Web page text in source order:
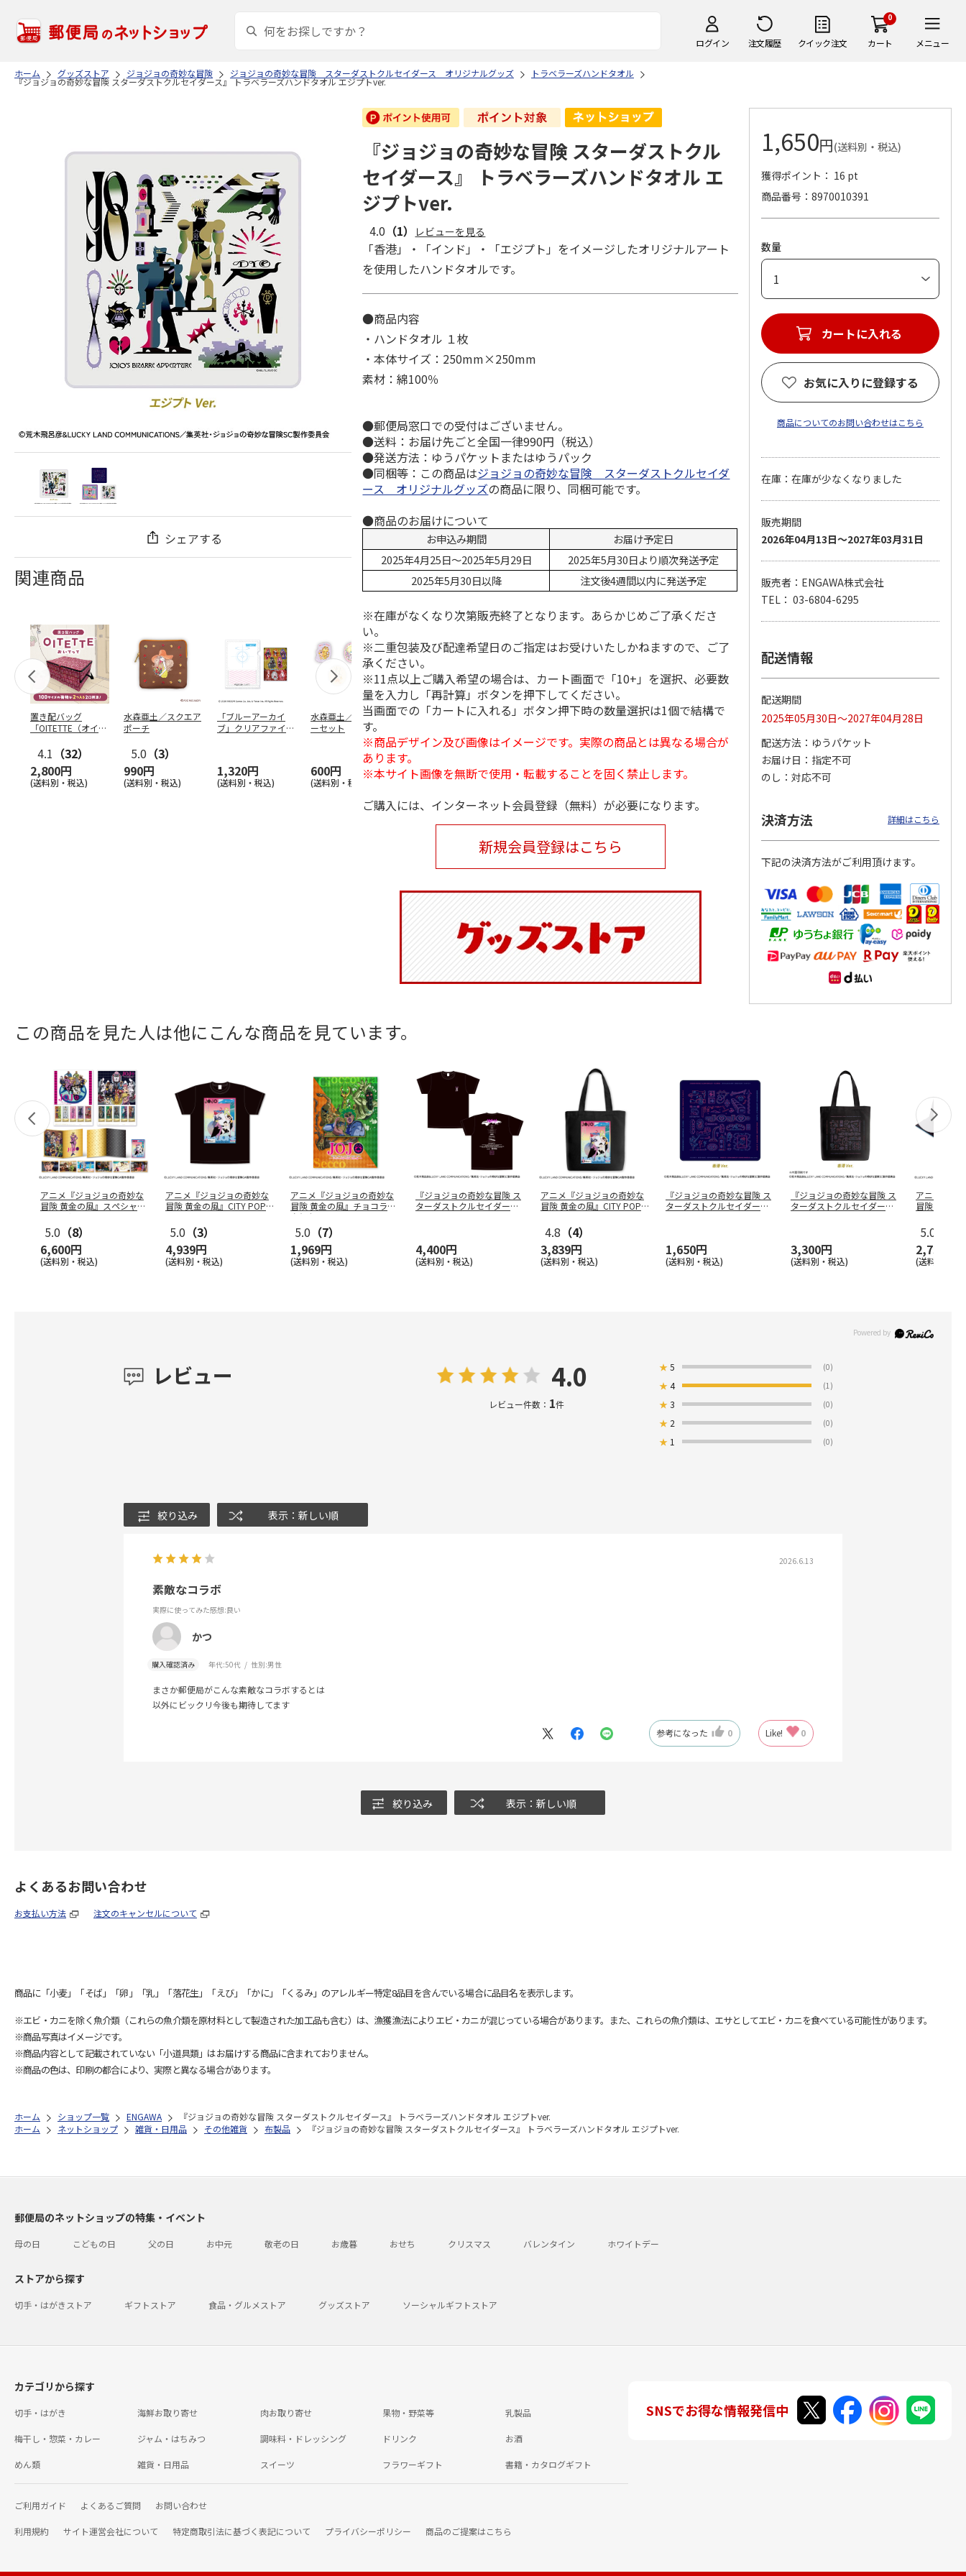
ログイン 注文履歴 クイック注文
0
カート メニュー
ホーム グッズストア ジョジョの奇妙な冒険 ジョジョの奇妙な冒険 スターダストクルセイダース オリジナルグッズ トラベラーズハンドタオル
『ジョジョの奇妙な冒険 スターダストクルセイダース』 トラベラーズハンドタオル エジプトver.
シェアする
関連商品
置き配バッグ
「OITETTE（オイテ
4.1 （32）
2,800円
(送料別・税込)
水森亜土／スクエア
ポーチ
5.0 （3）
990円
(送料別・税込)
「ブルーアーカイ
ブ」クリアファイル
1,320円
(送料別・税込)
水森亜土／ステッカ
ーセット
600円
(送料別・税込)
リラックマ／マルチ
5.0 （6）
1,100円
(送料別・税込)
ポムポムプリン30th
コット
2,200円
(送料別・税込)
アニメ『ジョジョの
風』チョコラータと
セッ…
5.0 （7）
1,969円
(送料別・税込)
令和八年七月場所
【安青錦】
(送料・税込)
ポムポムプリン30th
ション
4,950円
(送料別・税込)
リラックマ／クリア
『ジョジョの奇妙な冒険 スターダストクル
セイダース』 トラベラーズハンドタオル エ
ジプトver.
4.0 （1） レビューを見る
「香港」・「インド」・「エジプト」をイメージしたオリジナルアート
を使用したハンドタオルです。
●商品内容
・ハンドタオル １枚
・本体サイズ：250mm×250mm
素材：綿100％
●郵便局窓口での受付はございません。
●送料：お届け先ごと全国一律990円（税込）
●発送方法：ゆうパケットまたはゆうパック
●同梱等：この商品はジョジョの奇妙な冒険 スターダストクルセイダ
ース オリジナルグッズの商品に限り、同梱可能です。
●商品のお届けについて
お申込み期間
お届け予定日
2025年4月25日～2025年5月29日
2025年5月30日より順次発送予定
2025年5月30日以降
注文後4週間以内に発送予定
※在庫がなくなり次第販売終了となります。あらかじめご了承くださ
い。
※二重包装及び配達希望日のご指定はお受けいたしかねますので、ご了
承ください。
※11点以上ご購入希望の場合は、カート画面で「10+」を選択、必要数
量を入力し「再計算」ボタンを押下してください。
当画面での「カートに入れる」ボタン押下時の数量選択は1個で結構で
す。
※商品デザイン及び画像はイメージです。実際の商品とは異なる場合が
あります。
※本サイト画像を無断で使用・転載することを固く禁止します。
ご購入には、インターネット会員登録（無料）が必要になります。
新規会員登録はこちら
1,650円(送料別・税込)
獲得ポイント： 16 pt
商品番号
8970010391
数量
カートに入れる
お気に入りに登録する
商品についてのお問い合わせはこちら
在庫：在庫が少なくなりました
販売期間
2026年04月13日～2027年03月31日
販売者：ENGAWA株式会社
TEL： 03-6804-6295
配送情報
配送期間
2025年05月30日～2027年04月28日
配送方法
ゆうパケット
お届け日
指定不可
のし
対応不可
決済方法 詳細はこちら
下記の決済方法がご利用頂けます。
この商品を見た人は他にこんな商品を見ています。
アニメ『ジョジョの奇妙な
冒険 黄金の風』スペシャル
5.0 （8）
6,600円
(送料別・税込)
アニメ『ジョジョの奇妙な
冒険 黄金の風』CITY POP
5.0 （3）
4,939円
(送料別・税込)
アニメ『ジョジョの奇妙な
冒険 黄金の風』チョコラー
タとセッ
5.0 （7）
1,969円
(送料別・税込)
『ジョジョの奇妙な冒険 ス
ターダストクルセイダー
4,400円
(送料別・税込)
アニメ『ジョジョの奇妙な
冒険 黄金の風』CITY POP
4.8 （4）
3,839円
(送料別・税込)
『ジョジョの奇妙な冒険 ス
ターダストクルセイダー
1,650円
(送料別・税込)
『ジョジョの奇妙な冒険 ス
ターダストクルセイダー
3,300円
(送料別・税込)
アニメ『ジ
冒険 黄金の
5.0
2,739円
(送料別・税
レビュー 4.0
レビュー件数： 1件
★5 (0)
★4 (1)
★3 (0)
★ 2 (0)
★ 1 (0)
絞り込み 表示：新しい順
2026.6.13
素敵なコラボ
実際に使ってみた感想:良い
かつ
購入確認済み 年代:50代 性別:男性
まさか郵便局がこんな素敵なコラボするとは
以外にビックリ今後も期待してます
参考になった 0 Like! 0
絞り込み 表示：新しい順
よくあるお問い合わせ
お支払い方法 注文のキャンセルについて
商品に「小麦」「そば」「卵」「乳」「落花生」「えび」「かに」「くるみ」のアレルギー特定8品目を含んでいる場合に品目名を表示します。
※エビ・カニを除く魚介類（これらの魚介類を原材料として製造された加工品も含む）は、漁獲漁法によりエビ・カニが混じっている場合があります。また、これらの魚介類は、エサとしてエビ・カニを食べている可能性があります。
※商品写真はイメージです。
※商品内容として記載されていない「小道具類」はお届けする商品に含まれておりません。
※商品の色は、印刷の都合により、実際と異なる場合があります。
ホーム ショップ一覧 ENGAWA
『ジョジョの奇妙な冒険 スターダストクルセイダース』 トラベラーズハンドタオル エジプトver.
ホーム
ネットショップ 雑貨・日用品 その他雑貨 布製品 『ジョジョの奇妙な冒険 スターダストクルセイダース』 トラベラーズハンドタオル エジプトver.
郵便局のネットショップの特集・イベント
母の日 こどもの日 父の日 お中元 敬老の日 お歳暮 おせち クリスマス バレンタイン ホワイトデー
ストアから探す
切手・はがきストア ギフトストア 食品・グルメストア グッズストア ソーシャルギフトストア
カテゴリから探す
切手・はがき 海鮮お取り寄せ 肉お取り寄せ 果物・野菜等 乳製品
梅干し・惣菜・カレー ジャム・はちみつ 調味料・ドレッシング ドリンク お酒
めん類 雑貨・日用品 スイーツ フラワーギフト 書籍・カタログギフト
ご利用ガイド よくあるご質問 お問い合わせ
利用規約 サイト運営会社について 特定商取引法に基づく表記について プライバシーポリシー 商品のご提案はこちら
SNSでお得な情報発信中